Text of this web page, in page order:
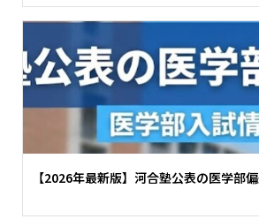
【2026年最新版】河合塾公表の医学部